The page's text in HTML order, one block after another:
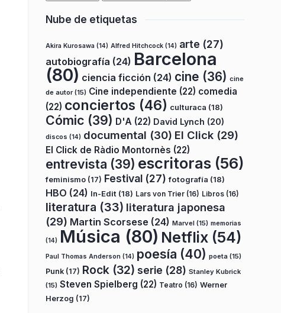
Nube de etiquetas
Akira Kurosawa (14) Alfred Hitchcock (14) arte (27)
autobiografía (24) Barcelona
(80) ciencia ficción (24) cine (36) cine
de autor(15) Cine independiente (22) comedia
(22) conciertos (46) culturaca (18)
Cómic (39) D'A (22) David Lynch (20)
discos (14) documental (30) El Click (29)
El Click de Ràdio Montornès (22)
entrevista (39) escritoras (56)
feminismo (17) Festival (27) fotografía (18)
HBO (24) In-Edit (18) Lars von Trier (16) Libros (16)
literatura (33) literatura japonesa
(29) Martin Scorsese (24) Marvel (15) memorias
(14) Música (80) Netflix (54)
Paul Thomas Anderson (14) poesía (40) poeta (15)
Punk (17) Rock (32) serie (28) Stanley Kubrick
(15) Steven Spielberg (22) Teatro (16) Werner
Herzog (17)